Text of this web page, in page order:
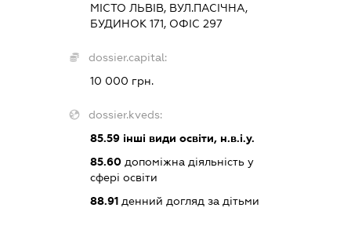
МІСТО ЛЬВІВ, ВУЛ.ПАСІЧНА,
БУДИНОК 171, ОФІС 297
dossier.capital:
10 000 грн.
dossier.kveds:
85.59інші види освіти, н.в.і.у.
85.60допоміжна діяльність у
сфері освіти
88.91денний догляд за дітьми